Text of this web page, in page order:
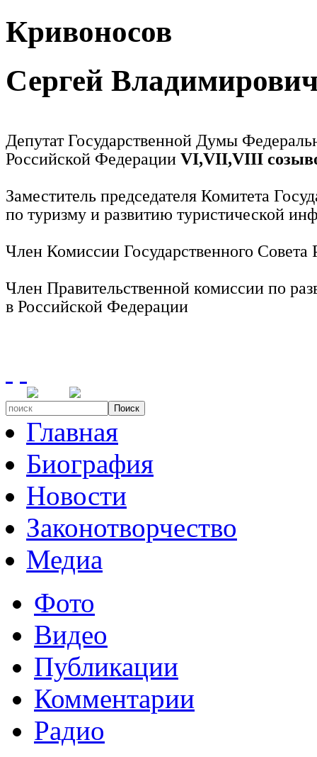
Кривоносов
Сергей
Депутат Государственной Думы
Российской Федерации VI,VII,VIII
Заместитель председателя Комитета
по туризму и развитию туристической
Член Комиссии Государственного
Член Правительственной комиссии по
в Российской Федерации
Поиск
Главная
Биография
Новости
Законотворчество
Медиа
Фото
Видео
Публикации
Комментарии
Радио